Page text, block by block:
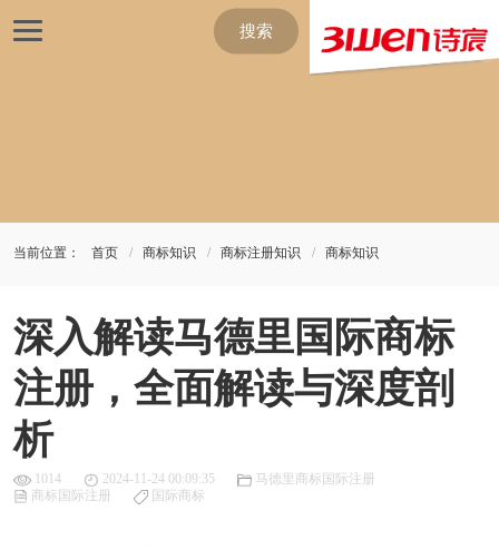
搜索
当前位置： 首页 商标知识 商标注册知识 商标知识
深入解读马德里国际商标
注册，全面解读与深度剖
析
1014 2024-11-24 00:09:35
马德里商标国际注册
商标国际注册
国际商标